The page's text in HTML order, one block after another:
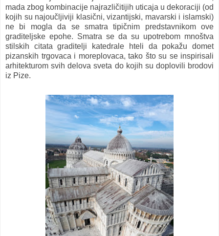
mada zbog kombinacije najrazličitijih uticaja u dekoraciji (od
kojih su najoučljiviji klasični, vizantijski, mavarski i islamski)
ne bi mogla da se smatra tipičnim predstavnikom ove
graditeljske epohe. Smatra se da su upotrebom mnoštva
stilskih citata graditelji katedrale hteli da pokažu domet
pizanskih trgovaca i moreplovaca, tako što su se inspirisali
arhitekturom svih delova sveta do kojih su doplovili brodovi
iz Pize.